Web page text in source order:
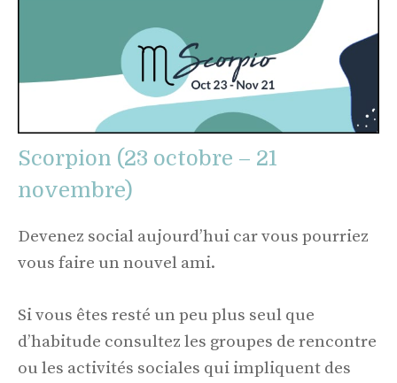
Scorpion (23 octobre – 21
novembre)
Devenez social aujourd’hui car vous pourriez
vous faire un nouvel ami.
Si vous êtes resté un peu plus seul que
d’habitude consultez les groupes de rencontre
ou les activités sociales qui impliquent des